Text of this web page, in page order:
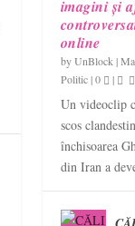
imagini și
online
byUnBlock |
Politic|0 |
Un videoclip
scos
închisoarea
din Iran a